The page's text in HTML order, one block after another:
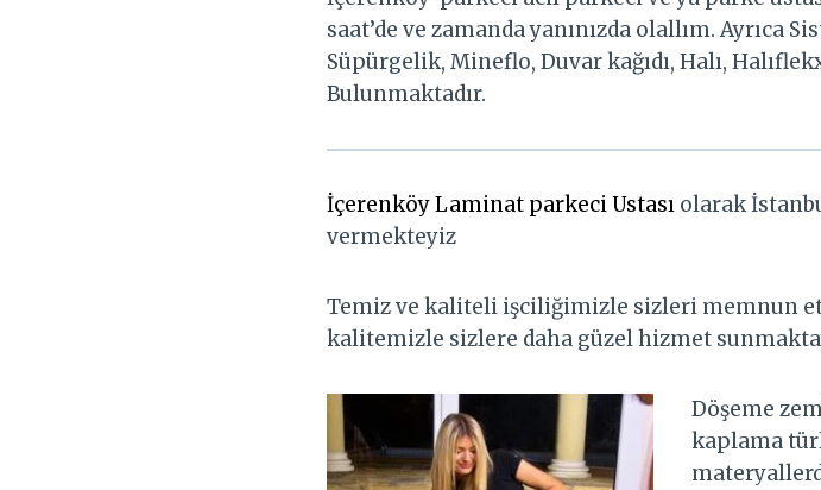
saat’de ve zamanda yanınızda olallım. Ayrıca
Süpürgelik, Mineflo, Duvar kağıdı, Halı,
Bulunmaktadır.
İçerenköy Laminat parkeci Ustası olarak
vermekteyiz
Temiz ve kaliteli işciliğimizle sizleri memnun
kalitemizle sizlere daha güzel hizmet
Döşeme
kaplama